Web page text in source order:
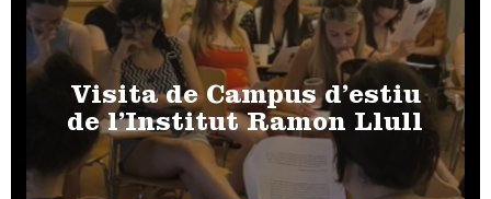
Visita de Campus d’estiu
de l’Institut Ramon Llull